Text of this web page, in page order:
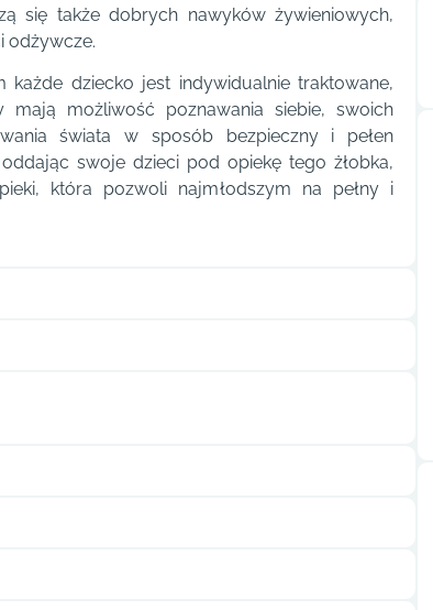
się także dobrych nawyków żywieniowych,
odżywcze.
dziecko jest indywidualnie traktowane,
mają możliwość poznawania siebie, swoich
świata w sposób bezpieczny i pełen
swoje dzieci pod opiekę tego żłobka,
która pozwoli najmłodszym na pełny i